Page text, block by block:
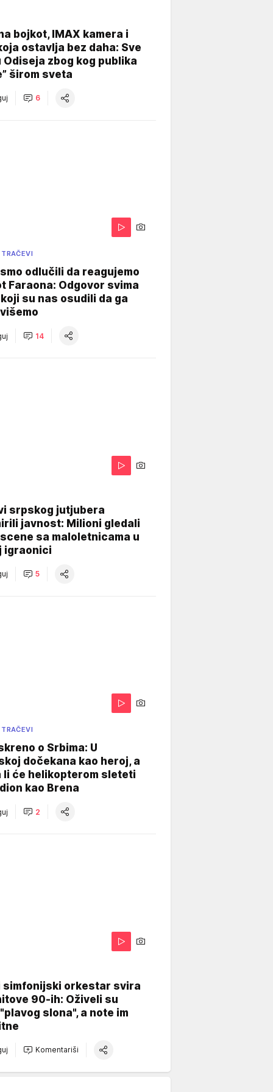
bojkot, IMAX kamera i
ostavlja bez daha: Sve
Odiseja zbog kog publika
širom sveta
6
odlučili da reagujemo
Faraona: Odgovor svima
su nas osudili da ga
14
srpskog jutjubera
javnost: Milioni gledali
sa maloletnicama u
igraonici
5
o Srbima: U
dočekana kao heroj, a
li će helikopterom sleteti
kao Brena
2
simfonijski orkestar svira
90-ih: Oživeli su
slona", a note im
Komentariši